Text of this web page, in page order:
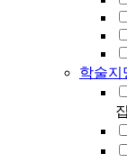
학술지
집